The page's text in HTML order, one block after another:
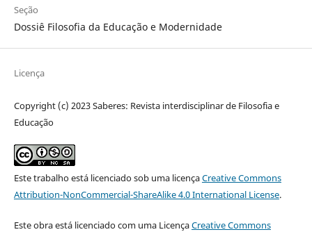
Seção
Dossiê Filosofia da Educação e Modernidade
Licença
Copyright (c) 2023 Saberes: Revista interdisciplinar de Filosofia e
Educação
Este trabalho está licenciado sob uma licençaCreative Commons
Attribution-NonCommercial-ShareAlike 4.0 International License.
Este obra está licenciado com uma LicençaCreative Commons